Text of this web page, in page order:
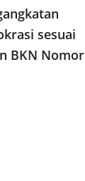
sesuai
BKN Nomor